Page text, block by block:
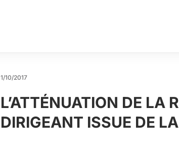
1/10/2017
L’ATTÉNUATION DE LA
DIRIGEANT ISSUE DE